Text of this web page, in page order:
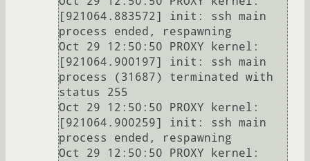
[921064.883572] init: ssh main
process ended, respawning
Oct 29 12:50:50 PROXY kernel:
[921064.900197] init: ssh main
process (31687) terminated with
status 255
Oct 29 12:50:50 PROXY kernel:
[921064.900259] init: ssh main
process ended, respawning
Oct 29 12:50:50 PROXY kernel: